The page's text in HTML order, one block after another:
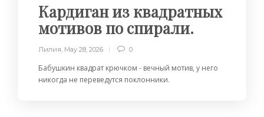
Кардиган из квадратных
мотивов по спирали.
Лилия May 28, 2026 0
Бабушкин квадрат крючком - вечный мотив, у него
никогда не переведутся поклонники.